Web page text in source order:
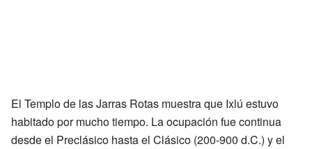
El Templo de las Jarras Rotas muestra que Ixlú estuvo
habitado por mucho tiempo. La ocupación fue continua
desde el Preclásico hasta el Clásico (200-900 d.C.) y el